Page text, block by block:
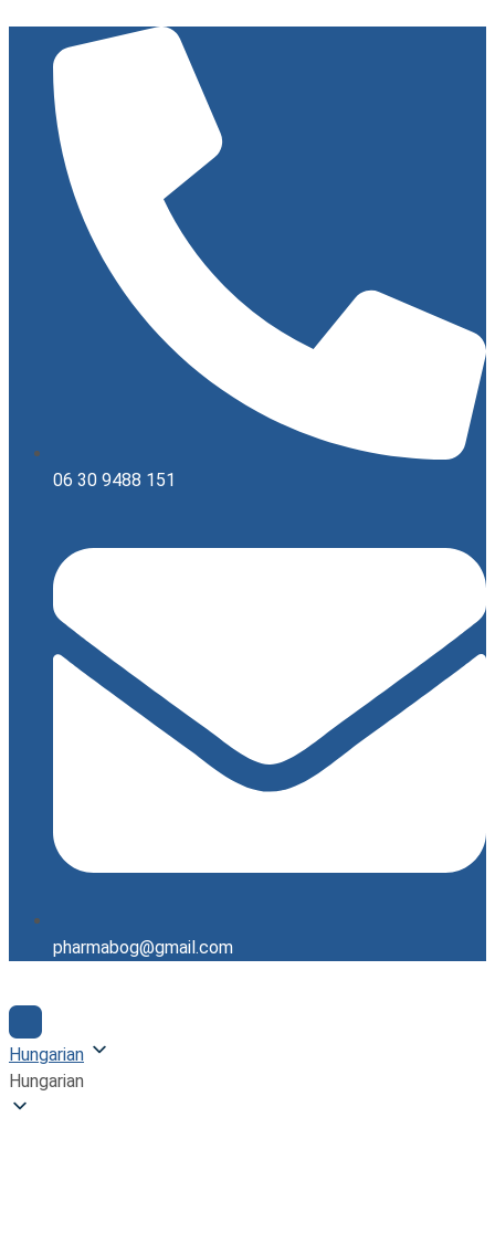
tartalomhoz
06 30 9488 151
pharmabog@gmail.com
Hungarian
Hungarian